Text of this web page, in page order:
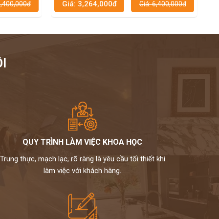
Giá: 6,400,000đ
Giá: 4,284,000đ
QUY TRÌNH LÀM VIỆC KHOA HỌC
Trung thực, mạch lạc, rõ ràng là yêu cầu tối thiết khi
làm việc với khách hàng.